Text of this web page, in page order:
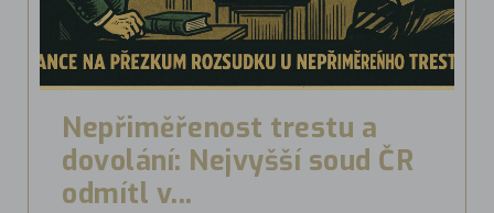
Nepřiměřenost trestu a
dovolání: Nejvyšší soud ČR
odmítl v...